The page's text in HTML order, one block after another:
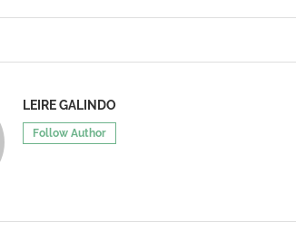
LEIRE GALINDO
Follow Author